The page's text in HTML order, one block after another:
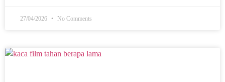
27/04/2026 No Comments